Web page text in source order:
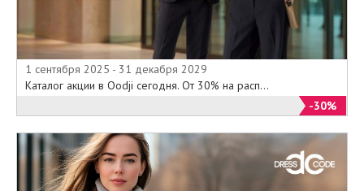
1 сентября 2025 - 31 декабря 2029
Каталог акции в Oodji сегодня. От 30% на расп...
-30%